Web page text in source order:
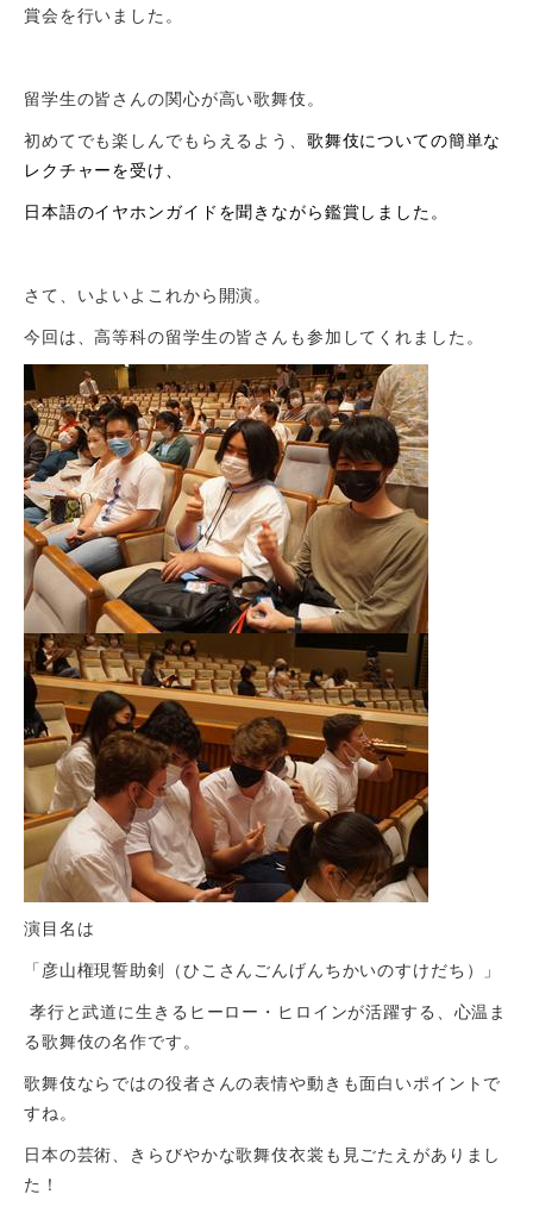
賞会を行いました。
留学生の皆さんの関心が高い歌舞伎。
初めてでも楽しんでもらえるよう、 歌舞伎についての簡単な
レクチャーを受け、
日本語のイヤホンガイドを聞きながら鑑賞しました。
さて、いよいよこれから開演。
今回は、高等科の留学生の皆さんも参加してくれました。
演目名は
「彦山権現誓助剣（ひこさんごんげんちかいのすけだち）」
孝行と武道に生きるヒーロー・ヒロインが活躍する、心温ま
る歌舞伎の名作です。
歌舞伎ならではの役者さんの表情や動きも面白いポイントで
すね。
日本の芸術、きらびやかな歌舞伎衣裳も見ごたえがありまし
た！